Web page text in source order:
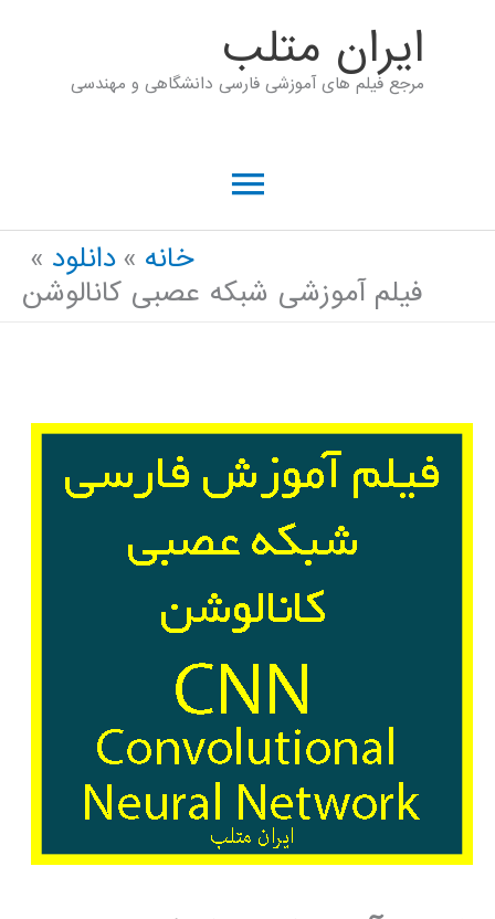
ايران متلب
مرجع فیلم های آموزشی فارسی دانشگاهی و مهندسی
فهرست
اصلیخانه
دانلود
فیلم آموزشی شبکه عصبی کانالوشن